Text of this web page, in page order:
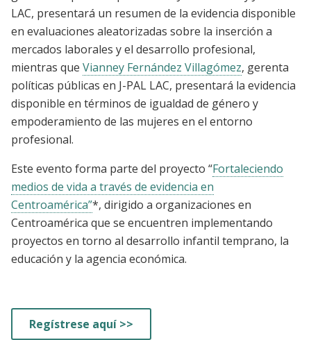
LAC, presentará un resumen de la evidencia disponible
en evaluaciones aleatorizadas sobre la inserción a
mercados laborales y el desarrollo profesional,
mientras que Vianney Fernández Villagómez, gerenta
políticas públicas en J-PAL LAC, presentará la evidencia
disponible en términos de igualdad de género y
empoderamiento de las mujeres en el entorno
profesional.
Este evento forma parte del proyecto “Fortaleciendo
medios de vida a través de evidencia en
Centroamérica”*, dirigido a organizaciones en
Centroamérica que se encuentren implementando
proyectos en torno al desarrollo infantil temprano, la
educación y la agencia económica.
Regístrese aquí >>